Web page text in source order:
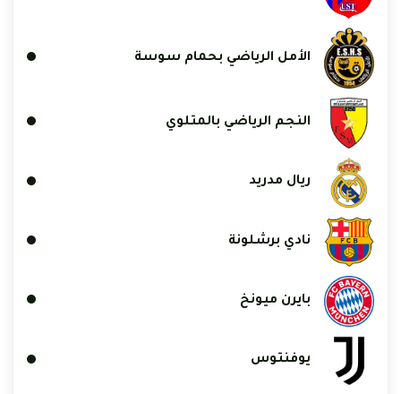
الأمل الرياضي بحمام سوسة
النجم الرياضي بالمتلوي
ريال مدريد
نادي برشلونة
بايرن ميونخ
يوفنتوس